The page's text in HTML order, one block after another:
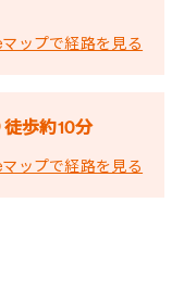
ップで経路を見る
歩約10分
ップで経路を見る